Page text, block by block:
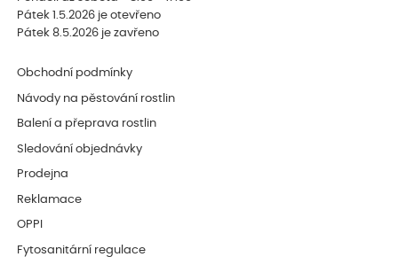
Pátek 1.5.2026 je otevřeno
Pátek 8.5.2026 je zavřeno
Obchodní podmínky
Návody na pěstování rostlin
Balení a přeprava rostlin
Sledování objednávky
Prodejna
Reklamace
OPPI
Fytosanitární regulace